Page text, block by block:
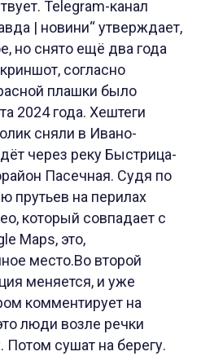
Telegram-канал
| новини“ утверждает,
но снято ещё два года
согласно
плашки было
2024 года. Хештеги
сняли в Ивано-
через реку Быстрица-
Пасечная. Судя по
прутьев на перилах
который совпадает с
Maps, это,
место.Во второй
меняется, и уже
комментирует на
люди возле речки
сушат на берегу.